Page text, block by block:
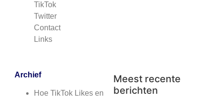
TikTok
Twitter
Contact
Links
Archief
Hoe TikTok Likes en
Meest recente
berichten